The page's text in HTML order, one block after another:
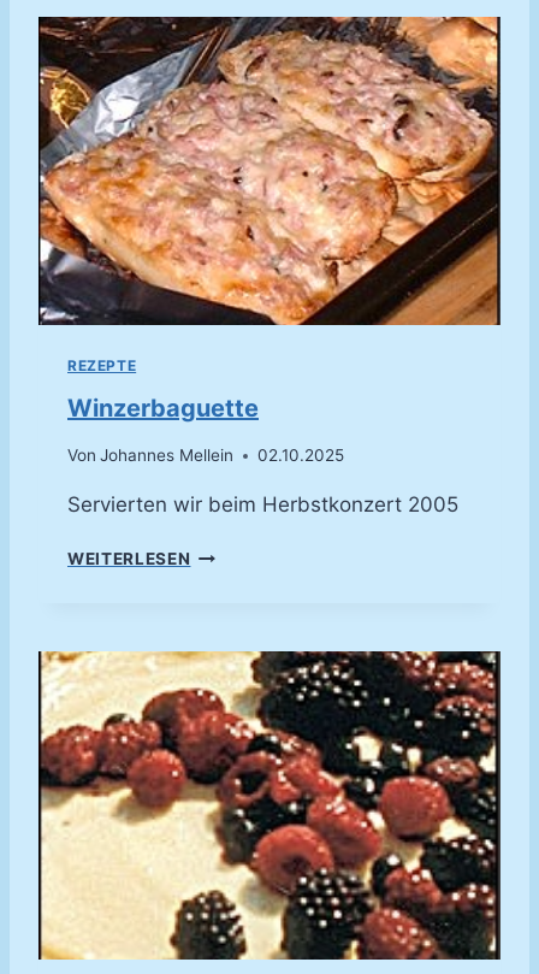
I
S
C
R
E
M
E
S
U
P
P
E
M
R
O
T
REZEPTE
Winzerbaguette
Von Johannes Mellein 02.10.2025
Servierten wir beim Herbstkonzert 2005
WEITERLESEN
E
R
B
A
G
U
E
E